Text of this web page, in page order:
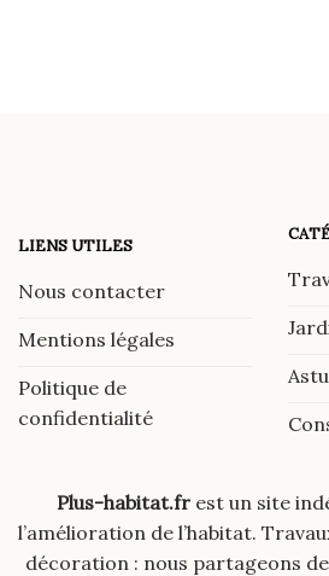
LIENS UTILES
Nous contacter
Mentions légales
Politique de
confidentialité
Plus-habitat.frest un site
l’amélioration de l’habitat.
décoration : nous partageons